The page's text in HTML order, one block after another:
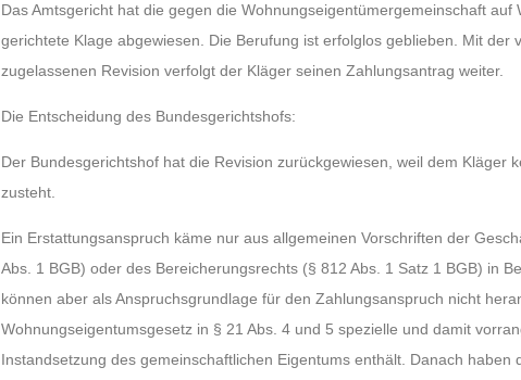
Das Amtsgericht hat die gegen die Wohnungseigentümergemeinschaft auf
gerichtete Klage abgewiesen. Die Berufung ist erfolglos geblieben. Mit der
zugelassenen Revision verfolgt der Kläger seinen Zahlungsantrag weiter.
Die Entscheidung des Bundesgerichtshofs:
Der Bundesgerichtshof hat die Revision zurückgewiesen, weil dem Kläger
zusteht.
Ein Erstattungsanspruch käme nur aus allgemeinen Vorschriften der
Abs. 1 BGB) oder des Bereicherungsrechts (§ 812 Abs. 1 Satz 1 BGB) in
können aber als Anspruchsgrundlage für den Zahlungsanspruch nicht
Wohnungseigentumsgesetz in § 21 Abs. 4 und 5 spezielle und damit
Instandsetzung des gemeinschaftlichen Eigentums enthält. Danach haben